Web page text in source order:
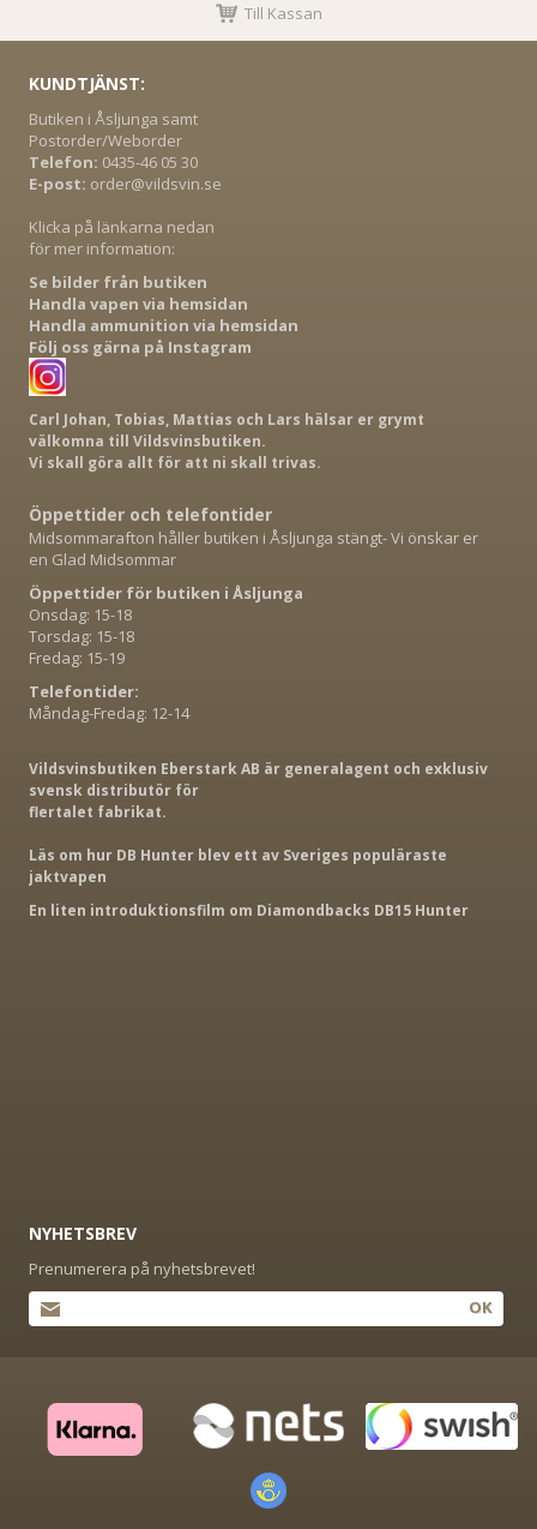
Till Kassan
KUNDTJÄNST:
Butiken i Åsljunga samt
Postorder/Weborder
Telefon: 0435-46 05 30
E-post: order@vildsvin.se
Klicka på länkarna nedan
för mer information:
Se bilder från butiken
Handla vapen via hemsidan
Handla ammunition via hemsidan
Följ oss gärna på Instagram
Carl Johan, Tobias, Mattias och Lars hälsar er grymt
välkomna till Vildsvinsbutiken.
Vi skall göra allt för att ni skall trivas.
Öppettider och telefontider
Midsommarafton håller butiken i Åsljunga stängt- Vi önskar er
en Glad Midsommar
Öppettider för butiken i Åsljunga
Onsdag: 15-18
Torsdag: 15-18
Fredag: 15-19
Telefontider:
Måndag-Fredag: 12-14
Vildsvinsbutiken Eberstark AB är generalagent och exklusiv
svensk distributör för
flertalet fabrikat.
Läs om hur DB Hunter blev ett av Sveriges populäraste
jaktvapen
En liten introduktionsfilm om Diamondbacks DB15 Hunter
NYHETSBREV
Prenumerera på nyhetsbrevet!
OK